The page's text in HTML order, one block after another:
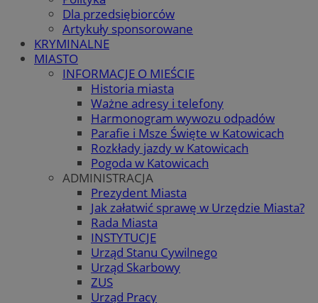
Dla przedsiębiorców
Artykuły sponsorowane
KRYMINALNE
MIASTO
INFORMACJE O MIEŚCIE
Historia miasta
Ważne adresy i telefony
Harmonogram wywozu odpadów
Parafie i Msze Święte w Katowicach
Rozkłady jazdy w Katowicach
Pogoda w Katowicach
ADMINISTRACJA
Prezydent Miasta
Jak załatwić sprawę w Urzędzie Miasta?
Rada Miasta
INSTYTUCJE
Urząd Stanu Cywilnego
Urząd Skarbowy
ZUS
Urząd Pracy